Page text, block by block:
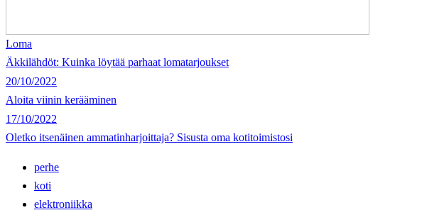
Loma
Äkkilähdöt: Kuinka löytää parhaat lomatarjoukset
20/10/2022
Aloita viinin kerääminen
17/10/2022
Oletko itsenäinen ammatinharjoittaja? Sisusta oma kotitoimistosi
perhe
koti
elektroniikka